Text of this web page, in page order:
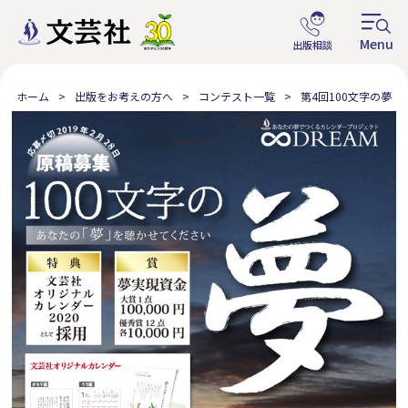
ホーム 出版をお考えの方へ コンテスト一覧 第4回100文字の夢